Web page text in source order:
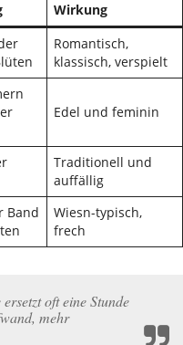
Wirkung
Romantisch,
klassisch, verspielt
Edel und feminin
Traditionell und
auffällig
Band
Wiesn-typisch,
frech
oft eine Stunde
mehr